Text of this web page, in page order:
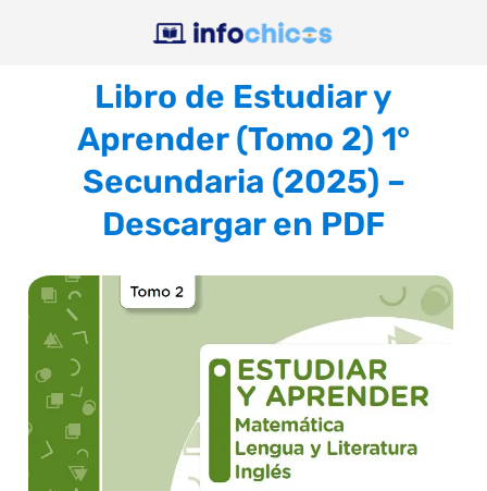
Libro de Estudiar y
Aprender (Tomo 2) 1°
Secundaria (2025) –
Descargar en PDF